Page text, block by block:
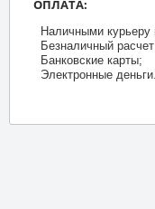
ОПЛАТА:
Наличными курьеру
Безналичный
Банковские карты;
Электронные деньги.